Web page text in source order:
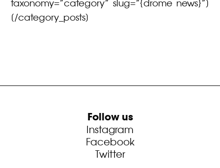
taxonomy=”category” slug=”{drome news}”]
[/category_posts]
Follow us
Instagram
Facebook
Twitter